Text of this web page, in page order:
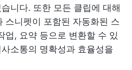
니다. 또한 모든 클립에 대해
스니펫이 포함된 자동화된 스
업, 요약 등으로 변환할 수 있
소통의 명확성과 효율성을